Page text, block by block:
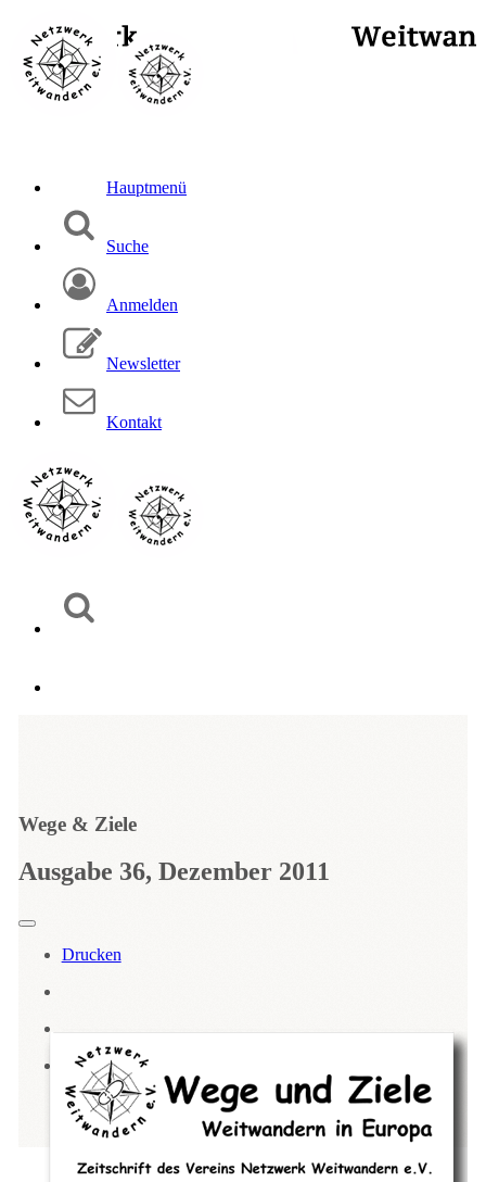
Hauptmenü
Suche
Anmelden
Newsletter
Kontakt
Wege & Ziele
Ausgabe 36, Dezember 2011
Drucken